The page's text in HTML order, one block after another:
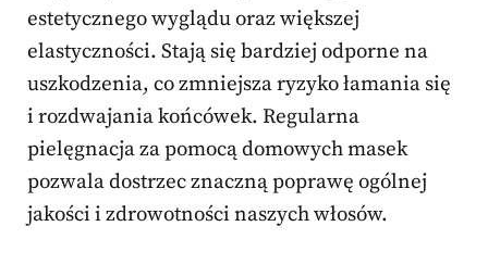
estetycznego wyglądu oraz większej
elastyczności. Stają się bardziej odporne na
uszkodzenia, co zmniejsza ryzyko łamania się
i rozdwajania końcówek. Regularna
pielęgnacja za pomocą domowych masek
pozwala dostrzec znaczną poprawę ogólnej
jakości i zdrowotności naszych włosów.